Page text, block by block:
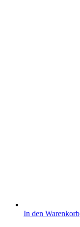
In den Warenkorb